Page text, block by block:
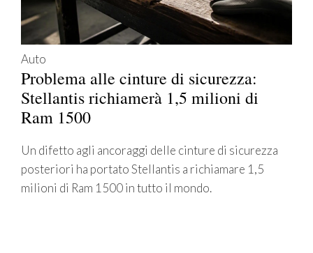
Auto
Problema alle cinture di sicurezza:
Stellantis richiamerà 1,5 milioni di
Ram 1500
Un difetto agli ancoraggi delle cinture di sicurezza
posteriori ha portato Stellantis a richiamare 1,5
milioni di Ram 1500 in tutto il mondo.